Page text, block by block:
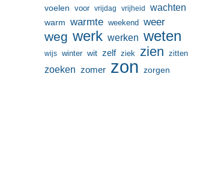
voelen voor vrijdag vrijheid wachten
warm warmte weekend weer
weg werk werken weten
wijs winter wit zelf ziek zien zitten
zoeken zomer zon zorgen